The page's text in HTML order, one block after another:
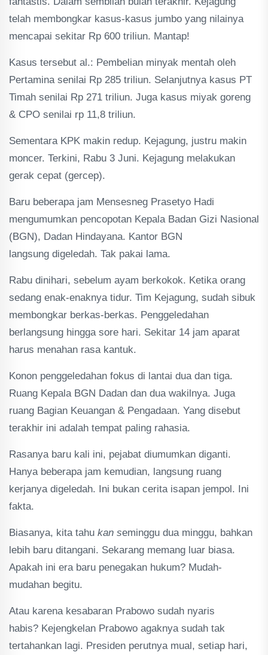
telah membongkar kasus-kasus jumbo yang nilainya
mencapai sekitar Rp 600 triliun. Mantap!
Kasus tersebut al.: Pembelian minyak mentah oleh
Pertamina senilai Rp 285 triliun. Selanjutnya kasus PT
Timah senilai Rp 271 triliun. Juga kasus miyak goreng
& CPO senilai rp 11,8 triliun.
Sementara KPK makin redup. Kejagung, justru makin
moncer. Terkini, Rabu 3 Juni. Kejagung melakukan
gerak cepat (gercep).
Baru beberapa jam Mensesneg Prasetyo Hadi
mengumumkan pencopotan Kepala Badan Gizi Nasional
(BGN), Dadan Hindayana. Kantor BGN
langsung digeledah. Tak pakai lama.
Rabu dinihari, sebelum ayam berkokok. Ketika orang
sedang enak-enaknya tidur. Tim Kejagung, sudah sibuk
membongkar berkas-berkas. Penggeledahan
berlangsung hingga sore hari. Sekitar 14 jam aparat
harus menahan rasa kantuk.
Konon penggeledahan fokus di lantai dua dan tiga.
Ruang Kepala BGN Dadan dan dua wakilnya. Juga
ruang Bagian Keuangan & Pengadaan. Yang disebut
terakhir ini adalah tempat paling rahasia.
Rasanya baru kali ini, pejabat diumumkan diganti.
Hanya beberapa jam kemudian, langsung ruang
kerjanya digeledah. Ini bukan cerita isapan jempol. Ini
fakta.
Biasanya, kita tahu kan seminggu dua minggu, bahkan
lebih baru ditangani. Sekarang memang luar biasa.
Apakah ini era baru penegakan hukum? Mudah-
mudahan begitu.
Atau karena kesabaran Prabowo sudah nyaris
habis? Kejengkelan Prabowo agaknya sudah tak
tertahankan lagi. Presiden perutnya mual, setiap hari,